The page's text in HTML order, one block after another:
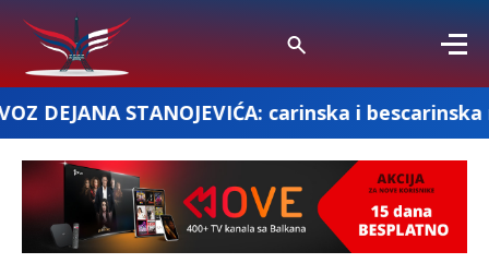
carinska i bescarinska roba